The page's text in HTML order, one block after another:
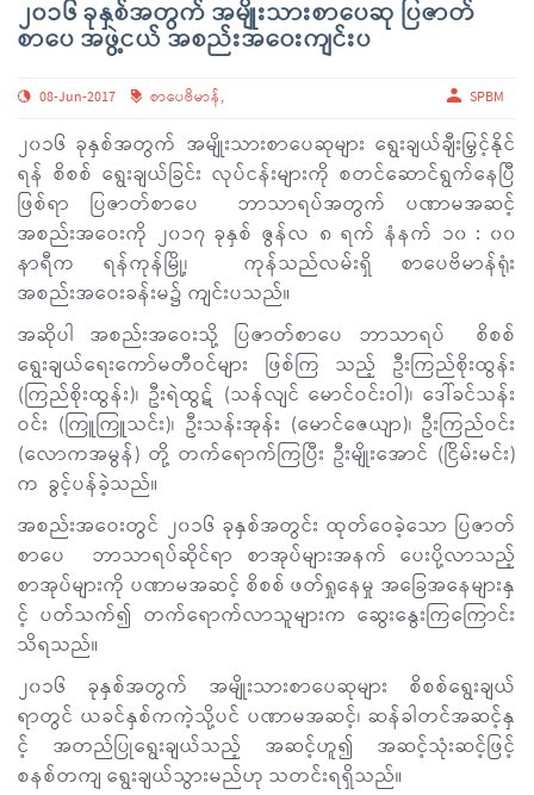
၂၀၁၆ ခုနှစ်အတွက် အမျိုးသားစာပေဆု ပြဇာတ်
စာပေ အဖွဲ့ငယ် အစည်းအဝေးကျင်းပ
08-Jun-2017 စာပေဗိမာန်, SPBM
၂၀၁၆ ခုနှစ်အတွက် အမျိုးသားစာပေဆုများ ရွေးချယ်ချီးမြှင့်နိုင်
ရန် စိစစ် ရွေးချယ်ခြင်း လုပ်ငန်းများကို စတင်ဆောင်ရွက်နေပြီ
ဖြစ်ရာ ပြဇာတ်စာပေ ဘာသာရပ်အတွက် ပဏာမအဆင့်
အစည်းအဝေးကို ၂၀၁၇ ခုနှစ် ဇွန်လ ၈ ရက် နံနက် ၁၀ : ၀၀
နာရီက ရန်ကုန်မြို့၊ ကုန်သည်လမ်းရှိ စာပေဗိမာန်ရုံး
အစည်းအဝေးခန်းမ၌ ကျင်းပသည်။
အဆိုပါ အစည်းအဝေးသို့ ပြဇာတ်စာပေ ဘာသာရပ် စိစစ်
ရွေးချယ်ရေးကော်မတီဝင်များ ဖြစ်ကြ သည့် ဦးကြည်စိုးထွန်း
(ကြည်စိုးထွန်း)၊ ဦးရဲထွဋ် (သန်လျင် မောင်ဝင်းဝါ)၊ ဒေါ်ခင်သန်း
ဝင်း (ကြူကြူသင်း)၊ ဦးသန်းအုန်း (မောင်ဇေယျာ)၊ ဦးကြည်ဝင်း
(လောကအမွန်) တို့ တက်ရောက်ကြပြီး ဦးမျိုးအောင် (ငြိမ်းမင်း)
က ခွင့်ပန်ခဲ့သည်။
အစည်းအဝေးတွင် ၂၀၁၆ ခုနှစ်အတွင်း ထုတ်ဝေခဲ့သော ပြဇာတ်
စာပေ ဘာသာရပ်ဆိုင်ရာ စာအုပ်များအနက် ပေးပို့လာသည့်
စာအုပ်များကို ပဏာမအဆင့် စိစစ် ဖတ်ရှုနေမှု အခြေအနေများနှ
င့် ပတ်သက်၍ တက်ရောက်လာသူများက ဆွေးနွေးကြကြောင်း
သိရသည်။
၂၀၁၆ ခုနှစ်အတွက် အမျိုးသားစာပေဆုများ စိစစ်ရွေးချယ်
ရာတွင် ယခင်နှစ်ကကဲ့သို့ပင် ပဏာမအဆင့်၊ ဆန်ခါတင်အဆင့်နှ
င့် အတည်ပြုရွေးချယ်သည့် အဆင့်ဟူ၍ အဆင့်သုံးဆင့်ဖြင့်
စနစ်တကျ ရွေးချယ်သွားမည်ဟု သတင်းရရှိသည်။